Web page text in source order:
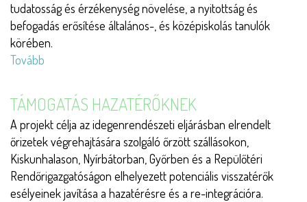
tudatosság és érzékenység növelése, a nyitottság és
befogadás erősítése általános-, és középiskolás tanulók
körében.
Tovább
TÁMOGATÁS HAZATÉRŐKNEK
A projekt célja az idegenrendészeti eljárásban elrendelt
őrizetek végrehajtására szolgáló őrzött szállásokon,
Kiskunhalason, Nyírbátorban, Győrben és a Repülőtéri
Rendőrigazgatóságon elhelyezett potenciális visszatérők
esélyeinek javítása a hazatérésre és a re-integrációra.